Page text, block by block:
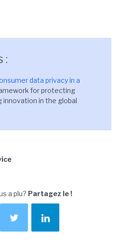
:
data privacy in a
for protecting
in the global
a plu? Partagez le !